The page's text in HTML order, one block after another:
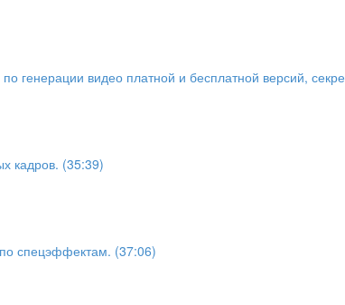
генерации видео платной и бесплатной версий,
кадров. (35:39)
спецэффектам. (37:06)